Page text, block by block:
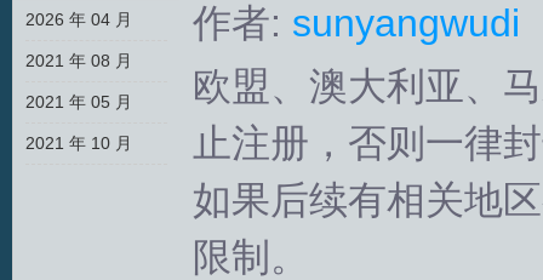
作者: sunyangwudi
欧盟、澳大利亚、
止注册，否则一律
如果后续有相关地
限制。
2026 年 04 月
2021 年 08 月
2021 年 05 月
2021 年 10 月